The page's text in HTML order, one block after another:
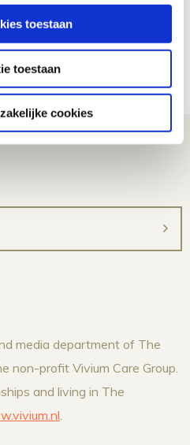
toestaan
toestaan
cookies
media department of The
non-profit Vivium Care Group.
and living in The